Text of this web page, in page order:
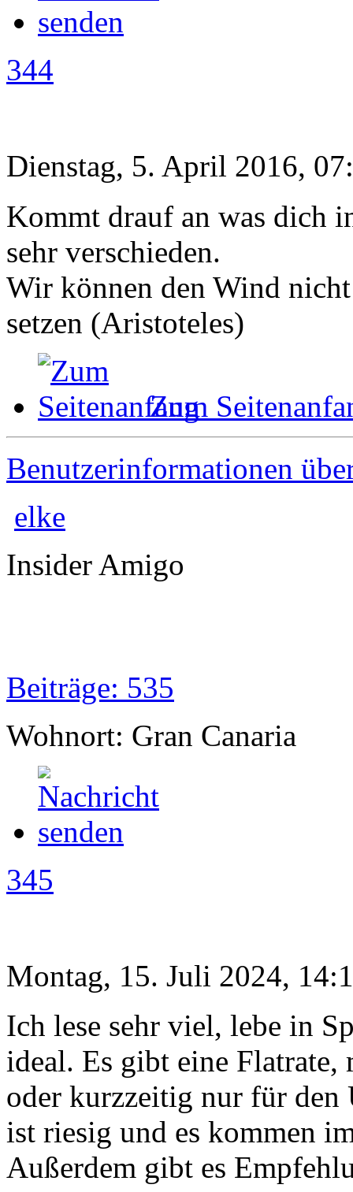
344
Dienstag, 5. April 2016,
Kommt drauf an was dich
sehr verschieden.
Wir können den Wind
setzen (Aristoteles)
Zum
Benutzerinformationen
elke
Insider Amigo
Beiträge: 535
Wohnort: Gran Canaria
345
Montag, 15. Juli 2024,
Ich lese sehr viel, lebe in
ideal. Es gibt eine Flatrate,
oder kurzzeitig nur für den
ist riesig und es kommen
Außerdem gibt es